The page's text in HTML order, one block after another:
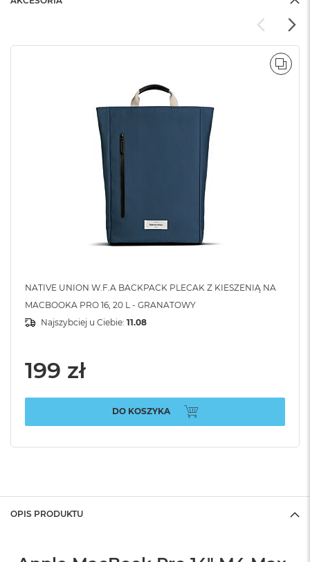
NATIVE UNION W.F.A BACKPACK PLECAK Z KIESZENIĄ NA
MACBOOKA PRO 16, 20 L - GRANATOWY
Najszybciej u Ciebie: 11.08
199 zł
DO KOSZYKA
OPIS PRODUKTU